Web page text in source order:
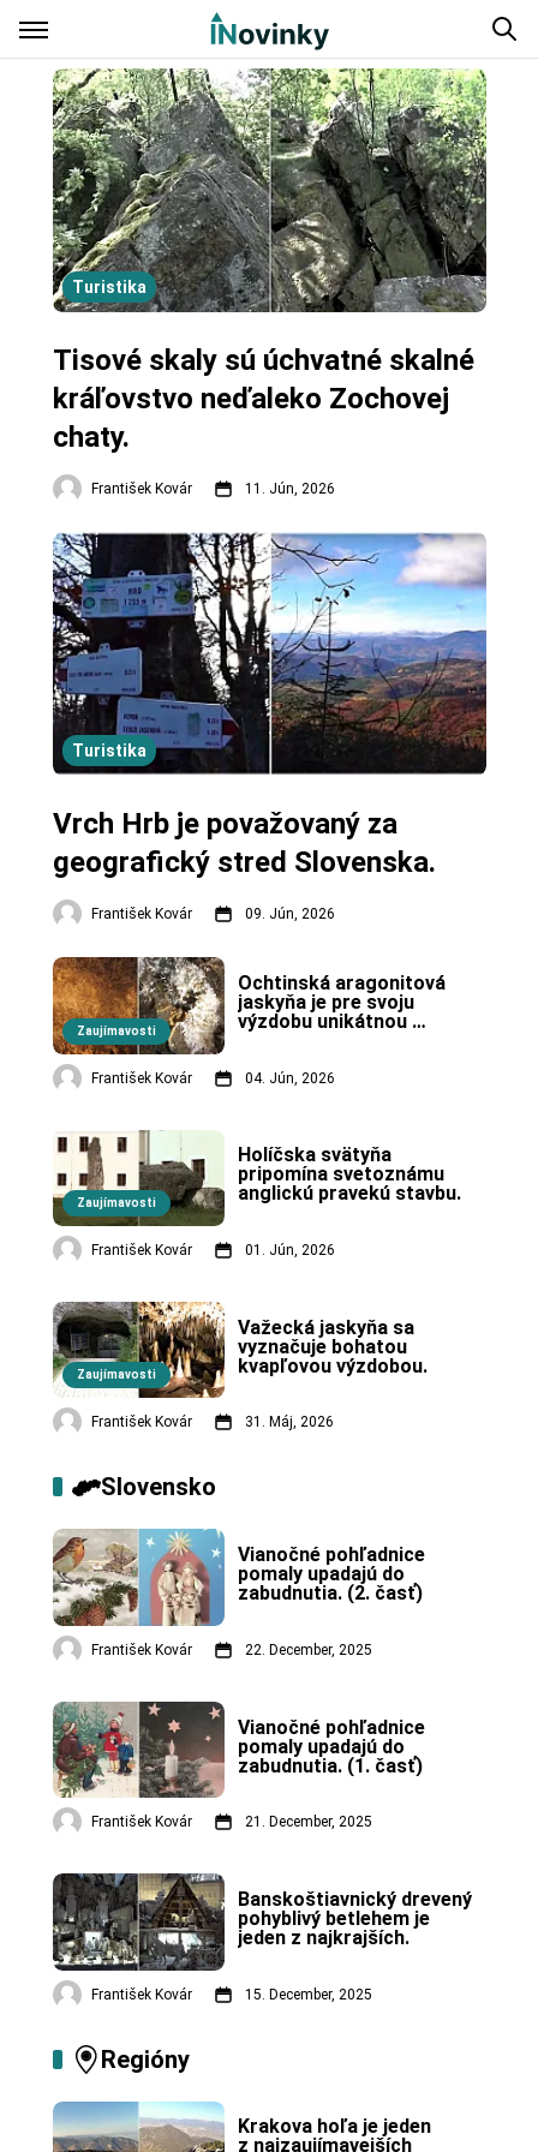
Turistika
Tisové skaly sú úchvatné skalné
kráľovstvo neďaleko Zochovej
chaty.
František Kovár 11. Jún, 2026
Turistika
Vrch Hrb je považovaný za
geografický stred Slovenska.
František Kovár 09. Jún, 2026
Zaujímavosti
Ochtinská aragonitová
jaskyňa je pre svoju
výzdobu unikátnou
František Kovár 04. Jún, 2026
Zaujímavosti
Holíčska svätyňa
pripomína svetoznámu
anglickú pravekú stavbu.
František Kovár 01. Jún, 2026
Zaujímavosti
Važecká jaskyňa sa
vyznačuje bohatou
kvapľovou výzdobou.
František Kovár 31. Máj, 2026
Slovensko
Vianočné pohľadnice
pomaly upadajú do
zabudnutia. (2. časť)
František Kovár 22. December, 2025
Vianočné pohľadnice
pomaly upadajú do
zabudnutia. (1. časť)
František Kovár 21. December, 2025
Banskoštiavnický drevený
pohyblivý betlehem je
jeden z najkrajších.
František Kovár 15. December, 2025
Regióny
Krakova hoľa je jeden
z najzaujímavejších